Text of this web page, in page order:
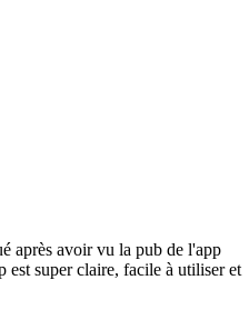
après avoir vu la pub de l'app
est super claire, facile à utiliser et